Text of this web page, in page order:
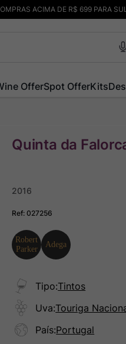
ACIMA DE R$ 699 PARA
OfferSpot OfferKits
Quinta da
2016
Ref:027256
Tipo:Tintos
Uva:Touriga
País:Portugal